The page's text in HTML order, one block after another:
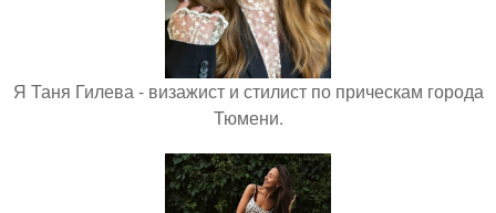
Я Таня Гилева - визажист и стилист по прическам города
Тюмени.